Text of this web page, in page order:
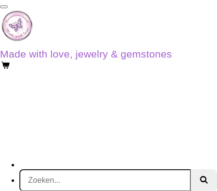
Ga
direct
naar
de
hoofdinhoud
Made with love, jewelry & gemstones